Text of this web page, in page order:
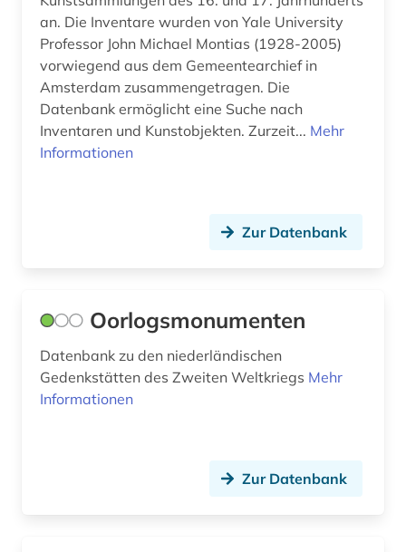
politikwissenschaft (1)
politische philosophie (1)
porträt (1)
quelle (3)
regierung (1)
sammlung (4)
an. Die Inventare wurden von Yale University
Professor John Michael Montias (1928-2005)
vorwiegend aus dem Gemeentearchief in
Amsterdam zusammengetragen. Die
Datenbank ermöglicht eine Suche nach
Inventaren und Kunstobjekten. Zurzeit... Mehr
Informationen
Zur Datenbank
Oorlogsmonumenten
Datenbank zu den niederländischen
Gedenkstätten des Zweiten Weltkriegs Mehr
Informationen
Zur Datenbank